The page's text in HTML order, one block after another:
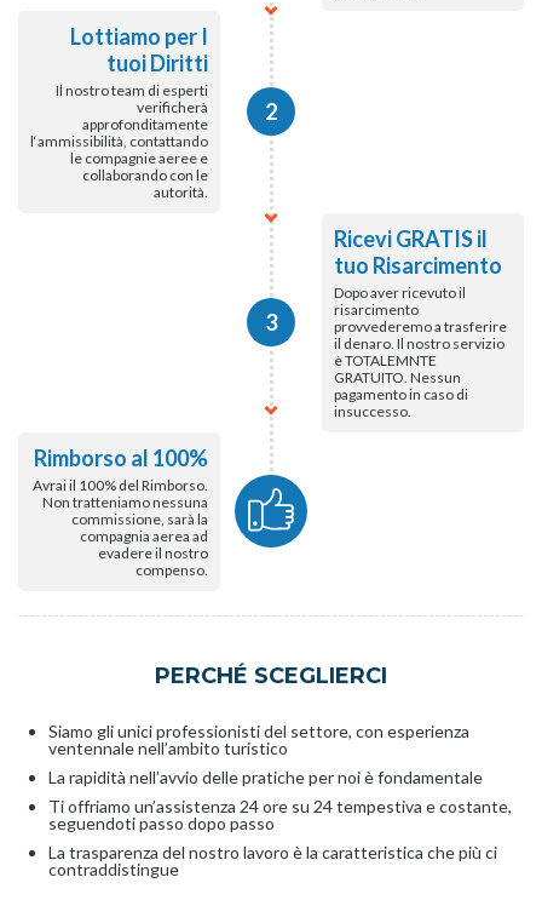
Lottiamo per I
tuoi Diritti
Il nostro team di esperti
verificherà
approfonditamente
l‘ammissibilità, contattando
le compagnie aeree e
collaborando con le
autorità.
2
3
Ricevi GRATIS il
tuo Risarcimento
Dopo aver ricevuto il
risarcimento
provvederemo a trasferire
il denaro. Il nostro servizio
è TOTALEMNTE
GRATUITO. Nessun
pagamento in caso di
insuccesso.
Rimborso al 100%
Avrai il 100% del Rimborso.
Non tratteniamo nessuna
commissione, sarà la
compagnia aerea ad
evadere il nostro
compenso.
PERCHÉ SCEGLIERCI
Siamo gli unici professionisti del settore, con esperienza
ventennale nell’ambito turistico
La rapidità nell’avvio delle pratiche per noi è fondamentale
Ti offriamo un’assistenza 24 ore su 24 tempestiva e costante,
seguendoti passo dopo passo
La trasparenza del nostro lavoro è la caratteristica che più ci
contraddistingue